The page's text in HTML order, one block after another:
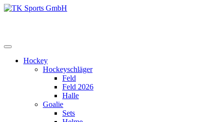
Zum
Hockey
Hockeyschläger
Feld
Feld 2026
Halle
Goalie
Sets